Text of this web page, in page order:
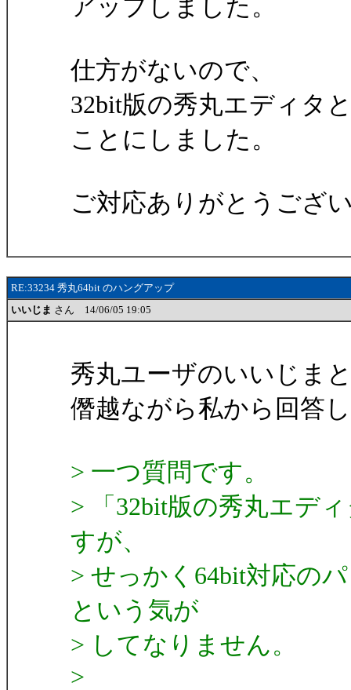
アップしました。
仕方がないので、
32bit版の秀丸エディタ
ことにしました。
ご対応ありがとうござ
RE:33234 秀丸64bit のハングアップ
いいじま さん 14/06/05 19:05
秀丸ユーザのいいじま
僭越ながら私から回答
> 一つ質問です。
> 「32bit版の秀丸エデ
すが、
> せっかく64bit対応の
という気が
> してなりません。
>